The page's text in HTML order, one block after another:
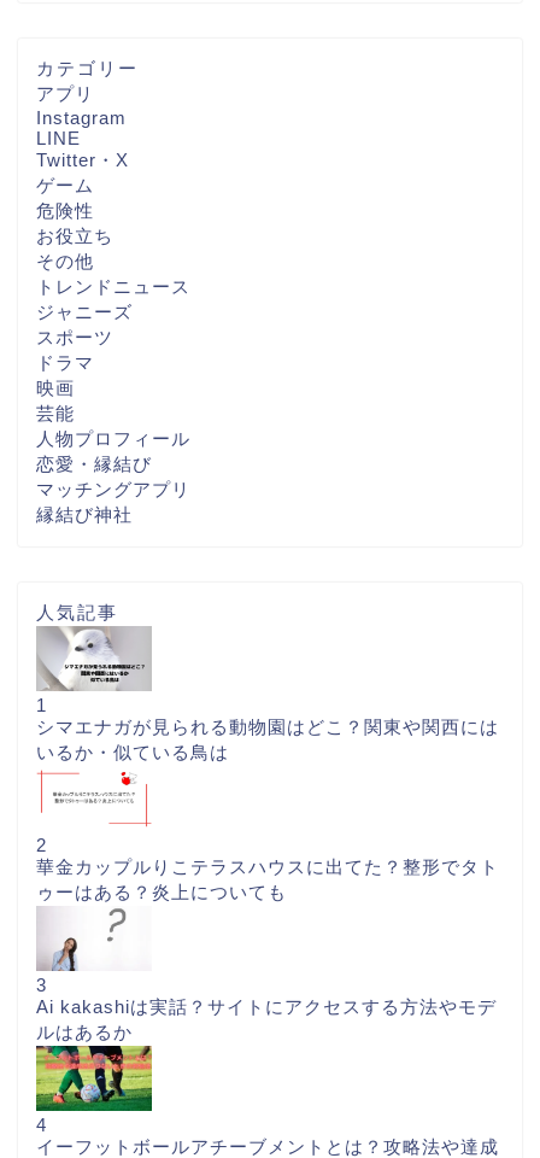
カテゴリー
アプリ
Instagram
LINE
Twitter・X
ゲーム
危険性
お役立ち
その他
トレンドニュース
ジャニーズ
スポーツ
ドラマ
映画
芸能
人物プロフィール
恋愛・縁結び
マッチングアプリ
縁結び神社
人気記事
1
シマエナガが見られる動物園はどこ？関東や関西には
いるか・似ている鳥は
2
華金カップルりこテラスハウスに出てた？整形でタト
ゥーはある？炎上についても
3
Ai kakashiは実話？サイトにアクセスする方法やモデ
ルはあるか
4
イーフットボールアチーブメントとは？攻略法や達成